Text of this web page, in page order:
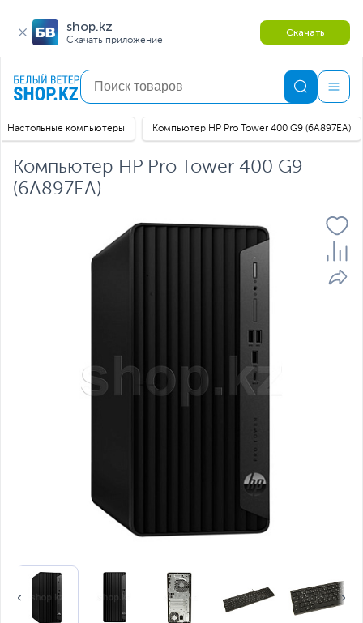
shop.kz
Скачать приложение
Скачать
Настольные компьютеры Компьютер HP Pro Tower 400 G9 (6A897EA)
Компьютер HP Pro Tower 400 G9
(6A897EA)